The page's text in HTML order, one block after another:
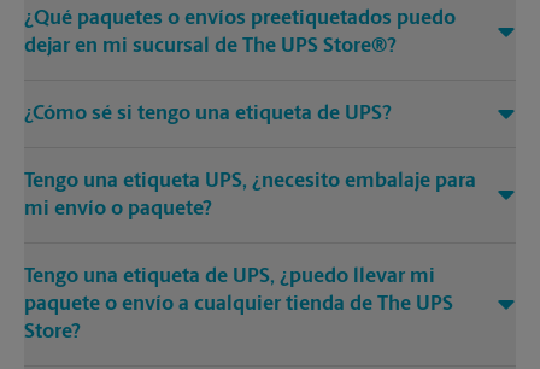
¿Qué paquetes o envíos preetiquetados puedo
dejar en mi sucursal de The UPS Store®?
¿Cómo sé si tengo una etiqueta de UPS?
Tengo una etiqueta UPS, ¿necesito embalaje para
mi envío o paquete?
Tengo una etiqueta de UPS, ¿puedo llevar mi
paquete o envío a cualquier tienda de The UPS
Store?